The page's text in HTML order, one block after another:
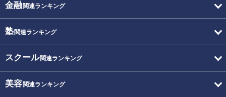
金融関連ランキング
塾関連ランキング
スクール関連ランキング
美容関連ランキング